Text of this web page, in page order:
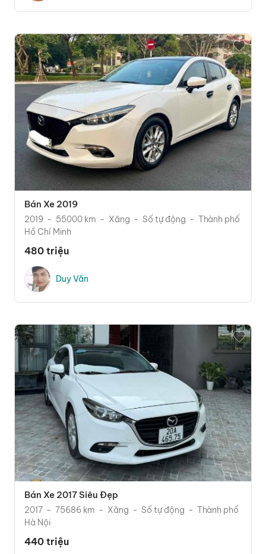
Bán Xe 2019
2019 55000 km Xăng Số tự động
Thành phố
Hồ Chí Minh
480 triệu
Duy Văn
Bán Xe 2017 Siêu Đẹp
2017 75686 km Xăng Số tự động
Thành phố
Hà Nội
440 triệu